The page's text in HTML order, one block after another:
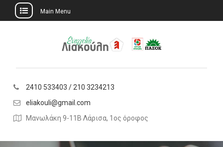
Main Menu
2410 533403 / 210 3234213
eliakouli@gmail.com
Μανωλάκη 9-11Β Λάρισα, 1ος όροφος